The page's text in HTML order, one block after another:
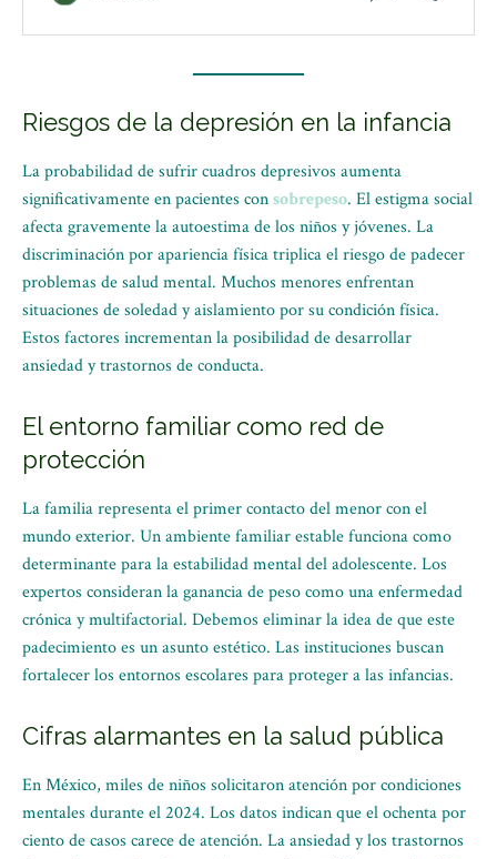
Riesgos de la depresión en la infancia
La probabilidad de sufrir cuadros depresivos aumenta
significativamente en pacientes consobrepeso. El estigma social
afecta gravemente la autoestima de los niños y jóvenes. La
discriminación por apariencia física triplica el riesgo de padecer
problemas de salud mental. Muchos menores enfrentan
situaciones de soledad y aislamiento por su condición física.
Estos factores incrementan la posibilidad de desarrollar
ansiedad y trastornos de conducta.
El entorno familiar como red de
protección
La familia representa el primer contacto del menor con el
mundo exterior. Un ambiente familiar estable funciona como
determinante para la estabilidad mental del adolescente. Los
expertos consideran la ganancia de peso como una enfermedad
crónica y multifactorial. Debemos eliminar la idea de que este
padecimiento es un asunto estético. Las instituciones buscan
fortalecer los entornos escolares para proteger a las infancias.
Cifras alarmantes en la salud pública
En México, miles de niños solicitaron atención por condiciones
mentales durante el 2024. Los datos indican que el ochenta por
ciento de casos carece de atención. La ansiedad y los trastornos